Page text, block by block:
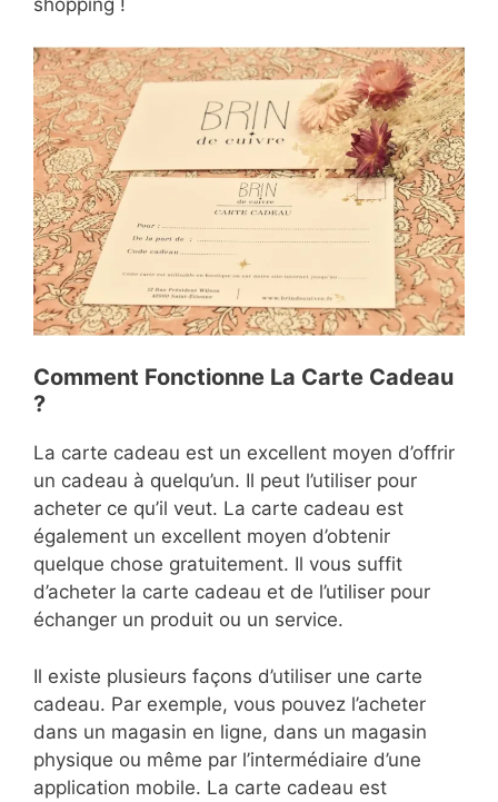
Comment Fonctionne La Carte Cadeau
?
La carte cadeau est un excellent moyen d’offrir
un cadeau à quelqu’un. Il peut l’utiliser pour
acheter ce qu’il veut. La carte cadeau est
également un excellent moyen d’obtenir
quelque chose gratuitement. Il vous suffit
d’acheter la carte cadeau et de l’utiliser pour
échanger un produit ou un service.
Il existe plusieurs façons d’utiliser une carte
cadeau. Par exemple, vous pouvez l’acheter
dans un magasin en ligne, dans un magasin
physique ou même par l’intermédiaire d’une
application mobile. La carte cadeau est